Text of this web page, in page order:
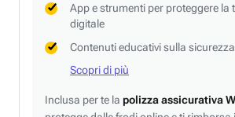
App e strumenti per proteggere la
digitale
Contenuti educativi sulla
Scopri di più
Inclusa per te la polizza assicurativa